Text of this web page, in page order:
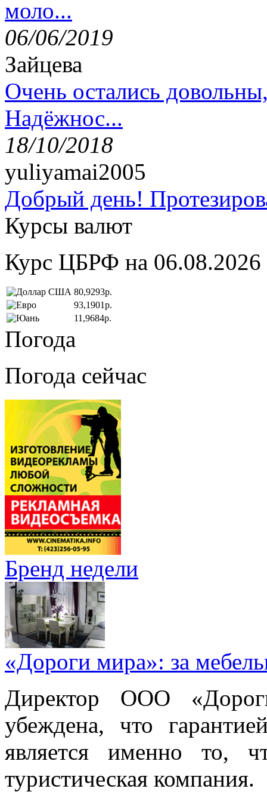
моло...
06/06/2019
Зайцева
Очень остались
Надёжнос...
18/10/2018
yuliyamai2005
Добрый день!
Курсы валют
Курс ЦБРФ на 06.08.2026
80,9293р.
93,1901р.
11,9684р.
Погода
Погода сейчас
Бренд недели
«Дороги мира»: за
Директор ООО
убеждена, что
является именно то,
туристическая компания.